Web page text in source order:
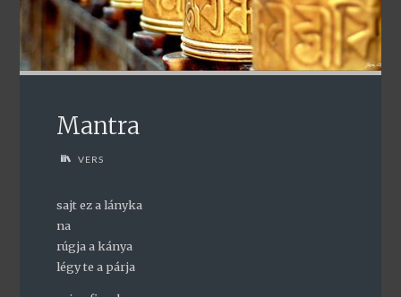
Mantra
VERS
sajt ez a lányka
na
rúgja a kánya
légy te a párja